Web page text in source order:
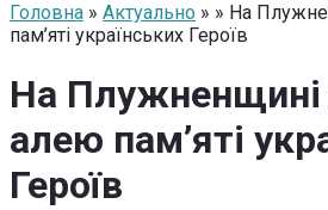
Головна » Актуально » » На
пам’яті українських Героїв
На Плужненщині
алею пам’яті
Героїв